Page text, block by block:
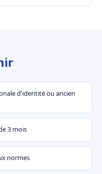
d'identité ou ancien
3 mois
normes